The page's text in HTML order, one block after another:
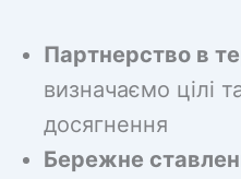
Партнерство в
визначаємо цілі
досягнення
Бережне